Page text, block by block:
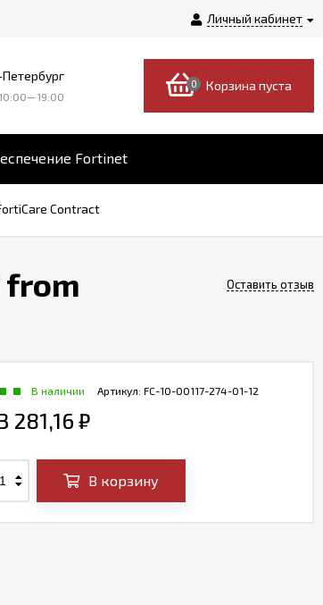
Личный кабинет
Петербург
0 Корзина пуста
Fortinet
Contract
from
Оставить отзыв
Артикул: FC-10-00117-274-01-12
В наличии
281,16 ₽
В корзину